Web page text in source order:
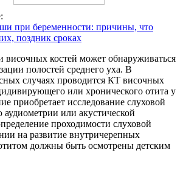
при беременности: причины, что
поздник сроках
височных костей может обнаруживаться
полостей среднего уха. В
случаях проводится КТ височных
или хронического отита у
приобретает исследование слуховой
или акустической
проходимости слуховой
на развитие внутричерепных
должны быть осмотрены детским